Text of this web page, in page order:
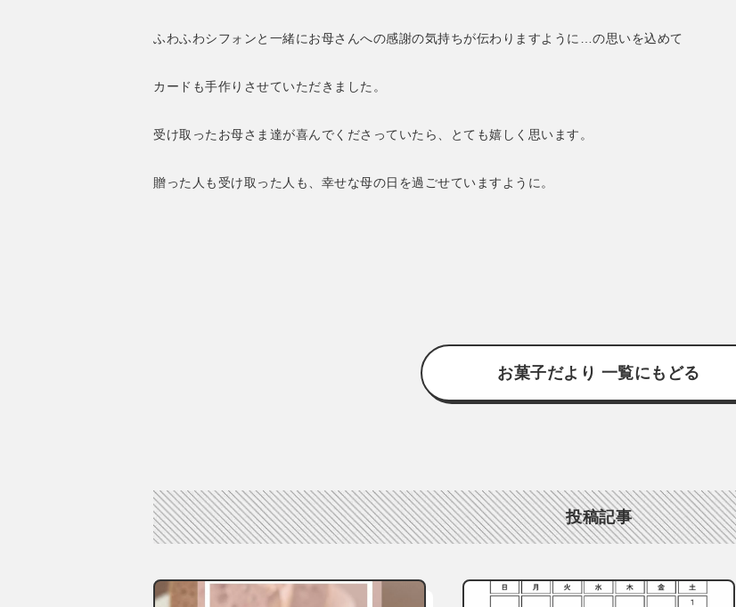
ふわふわシフォンと一緒にお母さんへの感謝の気持ちが伝わりますように…の思いを込めて
カードも手作りさせていただきました。
受け取ったお母さま達が喜んでくださっていたら、とても嬉しく思います。
贈った人も受け取った人も、幸せな母の日を過ごせていますように。
お菓子だより 一覧にもどる
投稿記事